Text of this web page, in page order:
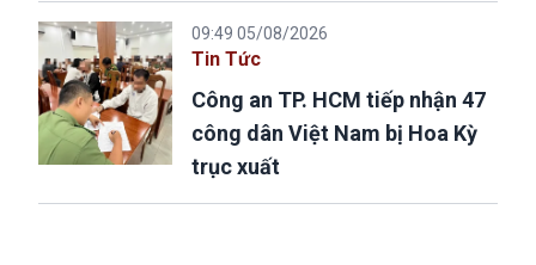
09:49 05/08/2026
Tin Tức
Công an TP. HCM tiếp nhận 47
công dân Việt Nam bị Hoa Kỳ
trục xuất